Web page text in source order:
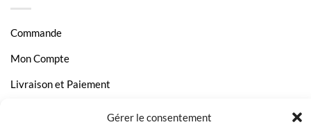
Gérer le consentement
Commande
Mon Compte
Livraison et Paiement